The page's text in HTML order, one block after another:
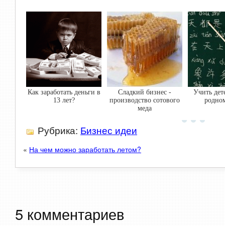
Как заработать деньги в
13 лет?
Сладкий бизнес -
производство сотового
меда
Учить
Рубрика: Бизнес идеи
« На чем можно заработать летом?
5 комментариев